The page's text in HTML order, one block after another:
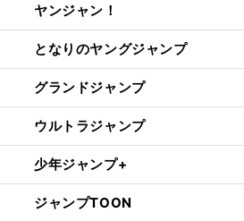
ヤンジャン！
となりのヤングジャンプ
グランドジャンプ
ウルトラジャンプ
少年ジャンプ+
ジャンプTOON